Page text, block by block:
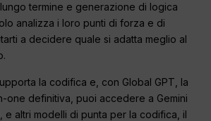
termine e generazione di logica
analizza i loro punti di forza e di
a decidere quale si adatta meglio al
la codifica e, con Global GPT, la
one definitiva, puoi accedere a Gemini
, e altri modelli di punta per la codifica, il